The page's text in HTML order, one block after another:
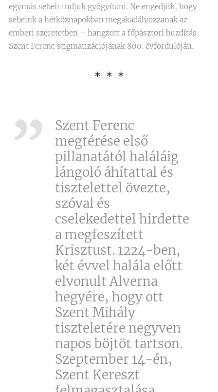
egymás sebeit tudjuk gyógyítani. Ne engedjük, hogy
sebeink a hétköznapokban megakadályozzanak az
emberi szeretetben – hangzott a főpásztori buzdítás
Szent Ferenc stigmatizációjának 800. évfordulóján.
* * *
Szent Ferenc
megtérése első
pillanatától haláláig
lángoló áhítattal és
tisztelettel övezte,
szóval és
cselekedettel hirdette
a megfeszített
Krisztust. 1224-ben,
két évvel halála előtt
elvonult Alverna
hegyére, hogy ott
Szent Mihály
tiszteletére negyven
napos böjtöt tartson.
Szeptember 14-én,
Szent Kereszt